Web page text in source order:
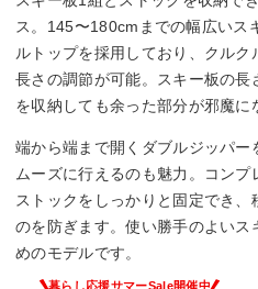
ス。145〜180cmまでの幅広いス
ルトップを採用しており、クル
長さの調節が可能。スキー板の長
を収納しても余った部分が邪魔に
端から端まで開くダブルジッパー
ムーズに行えるのも魅力。コン
ストックをしっかりと固定でき
のを防ぎます。使い勝手のよい
めのモデルです。